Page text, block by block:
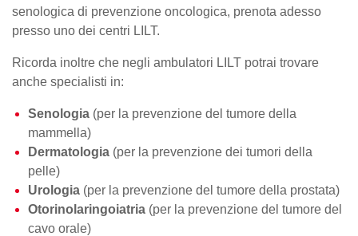
senologica di prevenzione oncologica, prenota adesso
presso uno dei centri LILT.
Ricorda inoltre che negli ambulatori LILT potrai trovare
anche specialisti in:
Senologia (per la prevenzione del tumore della
mammella)
Dermatologia (per la prevenzione dei tumori della
pelle)
Urologia (per la prevenzione del tumore della prostata)
Otorinolaringoiatria (per la prevenzione del tumore del
cavo orale)